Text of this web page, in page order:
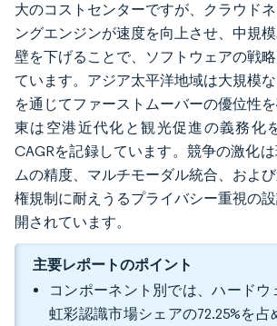
大のコストセンターですが、クラウド
ングエンジンが速度を向上させ、中規
壁を下げることで、ソフトウェアの戦
ています。アジア太平洋地域は大規模
を通じてファーストムーバーの優位性
東は空港近代化と観光促進の義務化
CAGRを記録しています。競争の激化
ムの精度、マルチモーダル統合、およ
権規制に耐えうるプライバシー重視の
開されています。
主要レポートのポイント
コンポーネント別では、ハードウ
虹彩認識市場シェアの72.25%を占